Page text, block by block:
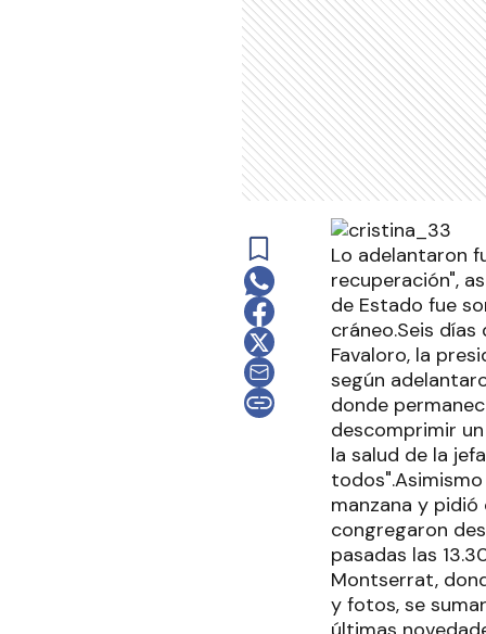
Lo adelantaron
recuperación",
de Estado fue
cráneo.Seis
Favaloro, la
según
donde
descomprimir
la salud de la
manzana y
congregaron
pasadas las
Montserrat,
y fotos, se